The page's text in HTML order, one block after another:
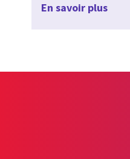
En savoir plus